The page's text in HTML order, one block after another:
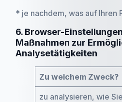
* je nachdem, was auf Ihren
6. Browser-
Maßnahmen zur
Analysetätigkeiten
Zu welchem Zweck?
zu analysieren, wie